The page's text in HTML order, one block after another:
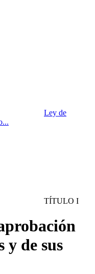
Ley de
TÍTULO I
y de sus